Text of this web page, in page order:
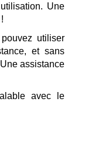
Une
utiliser
et sans
assistance
avec le